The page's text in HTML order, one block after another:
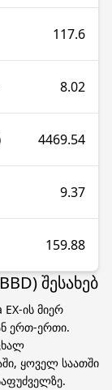
117.6
8.02
4469.54
9.37
159.88
შესახებ
ის მიერ
ერთ-ერთი.
ყოველ საათში